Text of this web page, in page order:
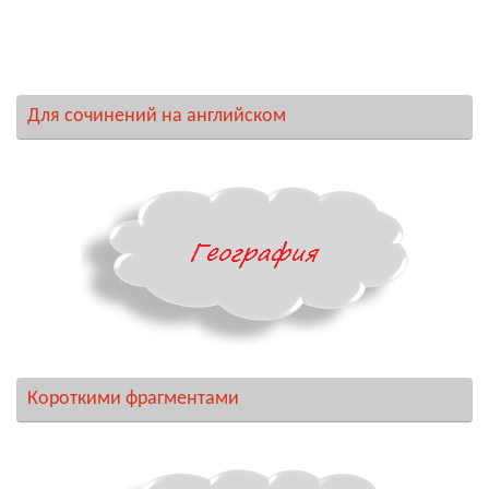
Для сочинений на английском
Короткими фрагментами